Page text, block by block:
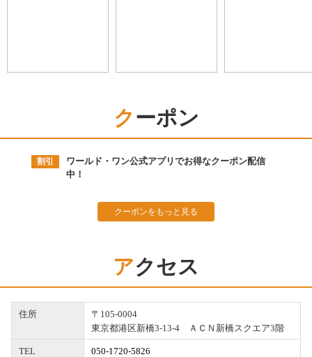
クーポン
割引
ワールド・ワン公式アプリでお得なクーポン配信
中！
クーポンをもっと見る
アクセス
住所
〒105-0004
東京都港区新橋3-13-4 ＡＣＮ新橋スクエア3階
TEL 050-1720-5826